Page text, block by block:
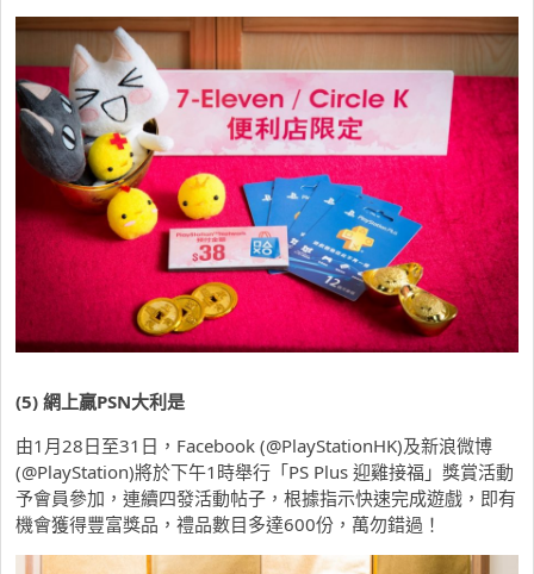
(5) 網上贏PSN大利是
由1月28日至31日，Facebook (@PlayStationHK)及新浪微博
(@PlayStation)將於下午1時舉行「PS Plus 迎雞接福」獎賞活動
予會員參加，連續四發活動帖子，根據指示快速完成遊戲，即有
機會獲得豐富獎品，禮品數目多達600份，萬勿錯過！